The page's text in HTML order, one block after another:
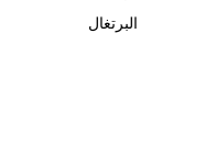
البرتغال